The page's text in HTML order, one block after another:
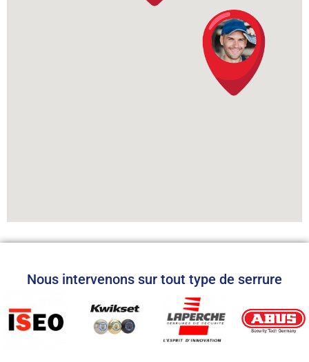
Nous intervenons sur tout type de serrure